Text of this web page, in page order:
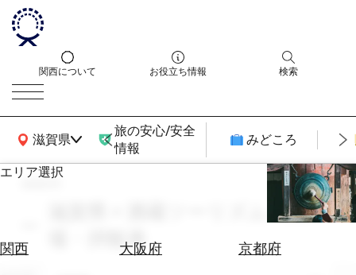
関西について お役立ち情報 検索
滋賀県
関西広域MAP
旅の安心/安全
情報
みどころ
エリア選択
関西 大阪府
京都府
エ
search
滋賀県 × 酒蔵ツーリズム × 入
場・拝観券